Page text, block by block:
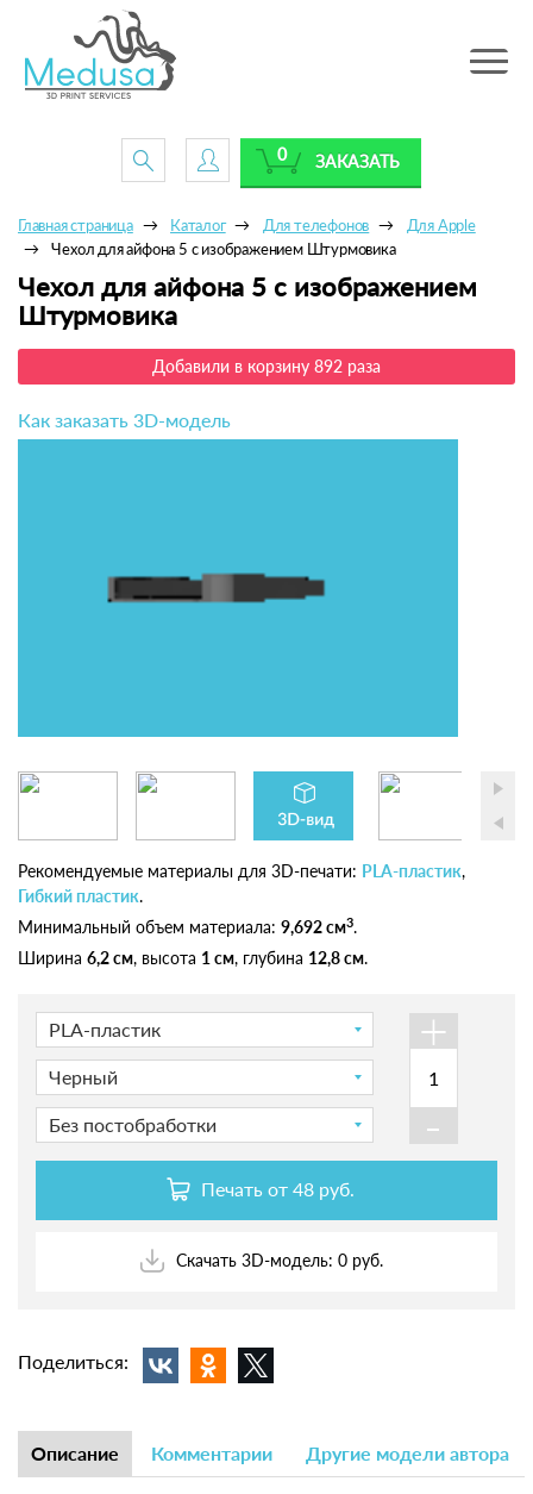
Toggle
ЗАКАЗАТЬ
0
Главная страница Каталог Для телефонов
Для Apple
Чехол для айфона 5 с изображением Штурмовика
Чехол для айфона 5 с изображением
Штурмовика
Добавили в корзину 892 раза
Как заказать 3D-модель
Рекомендуемые материалы для 3D-печати: PLA-пластик,
Гибкий пластик.
Минимальный объем материала: 9,692 см3.
Ширина 6,2 см, высота 1 см, глубина 12,8 см.
PLA-пластик
Черный
Без постобработки
+
-
Печать от 48 руб.
Скачать 3D-модель: 0 руб.
Поделиться:
Описание Комментарии Другие модели автора